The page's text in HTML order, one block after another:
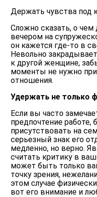
Держать чувства под
Сложно сказать, о чем
вечером на
он кажется где-то в
Невольно
к другой женщине,
моменты не нужно
отношения.
Удержать не только
Если вы часто
предпочтение работе,
присутствовать на
серьезный знак его
медленно, но верно.
считать критику в
может быть только
точку зрения,
этом случае
вот его внимание и